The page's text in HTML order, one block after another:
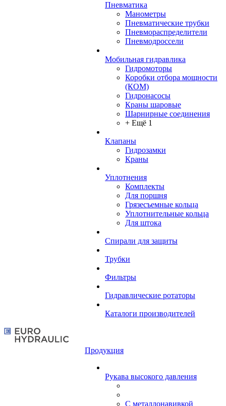
Пневматика
Манометры
Пневматические трубки
Пневмораспределители
Пневмодроссели
Мобильная гидравлика
Гидромоторы
Коробки отбора мощности
(КОМ)
Гидронасосы
Краны шаровые
Шарнирные соединения
+ Ещё 1
Клапаны
Гидрозамки
Краны
Уплотнения
Комплекты
Для поршня
Грязесъемные кольца
Уплотнительные кольца
Для штока
Спирали для защиты
Трубки
Фильтры
Гидравлические ротаторы
Каталоги производителей
Продукция
Рукава высокого давления
С металлонавивкой